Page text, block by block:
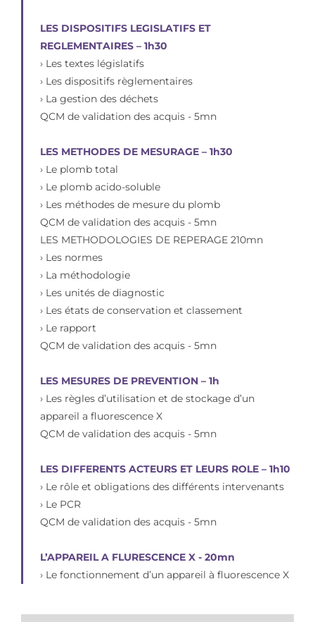
LES DISPOSITIFS LEGISLATIFS ET
REGLEMENTAIRES – 1h30
› Les textes législatifs
› Les dispositifs règlementaires
› La gestion des déchets
QCM de validation des acquis - 5mn
LES METHODES DE MESURAGE – 1h30
› Le plomb total
› Le plomb acido-soluble
› Les méthodes de mesure du plomb
QCM de validation des acquis - 5mn
LES METHODOLOGIES DE REPERAGE 210mn
› Les normes
› La méthodologie
› Les unités de diagnostic
› Les états de conservation et classement
› Le rapport
QCM de validation des acquis - 5mn
LES MESURES DE PREVENTION – 1h
› Les règles d’utilisation et de stockage d’un
appareil a fluorescence X
QCM de validation des acquis - 5mn
LES DIFFERENTS ACTEURS ET LEURS ROLE – 1h10
› Le rôle et obligations des différents intervenants
› Le PCR
QCM de validation des acquis - 5mn
L’APPAREIL A FLURESCENCE X - 20mn
› Le fonctionnement d’un appareil à fluorescence X